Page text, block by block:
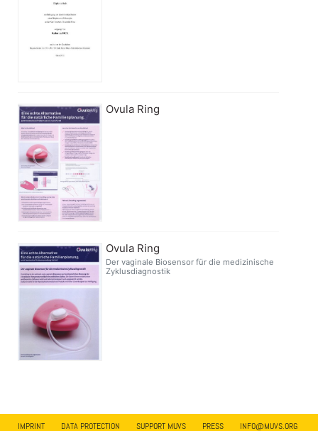
Ovula Ring
Ovula Ring
Der vaginale Biosensor für die medizinische
Zyklusdiagnostik
IMPRINT DATA PROTECTION SUPPORT MUVS PRESS INFO@MUVS.ORG